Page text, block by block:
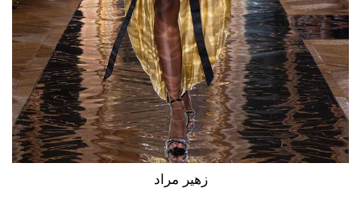
زهير مراد